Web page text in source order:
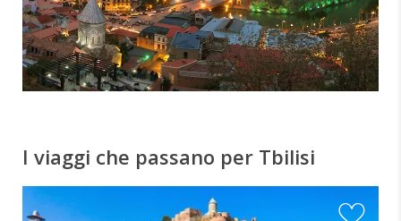
I viaggi che passano per Tbilisi